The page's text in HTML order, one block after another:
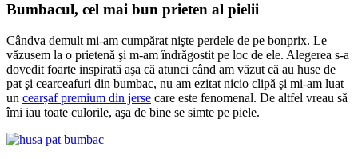
Bumbacul, cel mai bun prieten al pielii
Cândva demult mi-am cumpărat nişte perdele de pe bonprix. Le
văzusem la o prietenă şi m-am îndrăgostit pe loc de ele. Alegerea s-a
dovedit foarte inspirată aşa că atunci când am văzut că au huse de
pat şi cearceafuri din bumbac, nu am ezitat nicio clipă şi mi-am luat
un cearșaf premium din jerse care este fenomenal. De altfel vreau să
îmi iau toate culorile, aşa de bine se simte pe piele.